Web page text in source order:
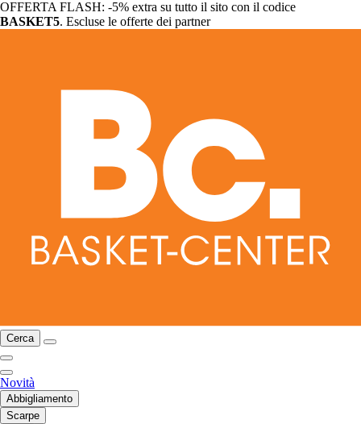
OFFERTA FLASH: -5% extra su tutto il sito con il codice
BASKET5. Escluse le offerte dei partner
Cerca
Novità
Abbigliamento
Scarpe